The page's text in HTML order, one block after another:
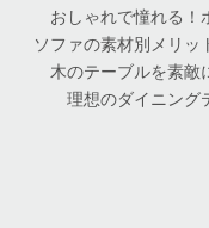
おしゃれで憧れる！
ソファの素材別メリッ
木のテーブルを素敵
理想のダイニング